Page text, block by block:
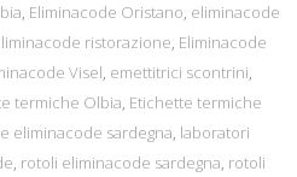
, Eliminacode Oristano, eliminacode
ristorazione, Eliminacode
Visel, emettitrici scontrini,
termiche Olbia, Etichette termiche
eliminacode sardegna, laboratori
, rotoli eliminacode sardegna, rotoli